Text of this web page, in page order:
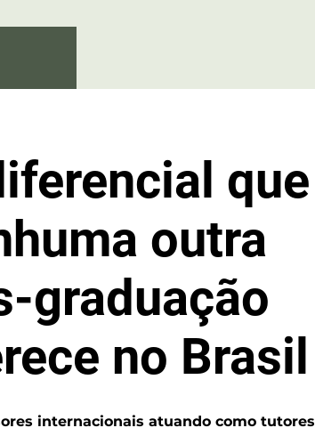
que
outra
graduação
no Brasil
internacionais atuando como tutores